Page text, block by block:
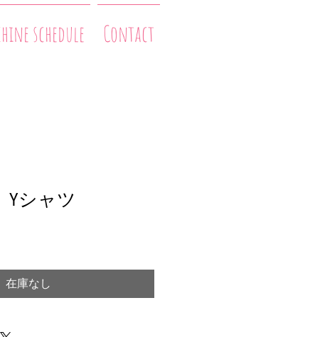
schedule Contact
Yシャツ
在庫なし